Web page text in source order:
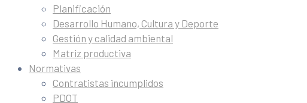
Planificación
Desarrollo Humano, Cultura y Deporte
Gestión y calidad ambiental
Matriz productiva
Normativas
Contratistas incumplidos
PDOT